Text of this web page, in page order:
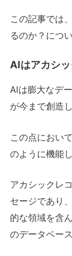
この記事では
るのか？につ
AIはアカシ
AIは膨大なデ
が今まで創造
この点におい
のように機能し
アカシックレ
セージであり
的な領域を含
のデータベース